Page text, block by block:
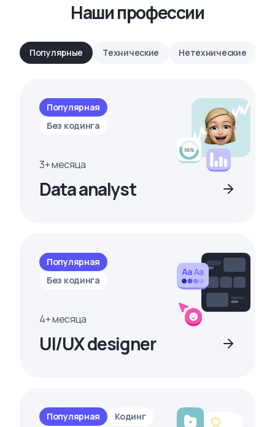
Наши профессии
Популярные Технические Нетехнические
Популярная
Без кодинга
3+ месяца
Data analyst
Популярная
Без кодинга
4+ месяца
UI/UX designer
Популярная Кодинг